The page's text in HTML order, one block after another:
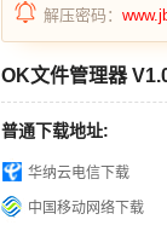
解压密码：
OK文件管理器
普通下载地址:
华纳云电信下载
中国移动网络下载